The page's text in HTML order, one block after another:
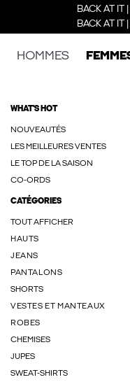
BACK AT IT
BACK AT IT
HOMMES
WHAT'S HOT
NOUVEAUTÉS
LES MEILLEURES VENTES
LE TOP DE LA SAISON
CO-ORDS
CATÉGORIES
TOUT AFFICHER
HAUTS
JEANS
PANTALONS
SHORTS
VESTES ET MANTEAUX
ROBES
CHEMISES
JUPES
SWEAT-SHIRTS